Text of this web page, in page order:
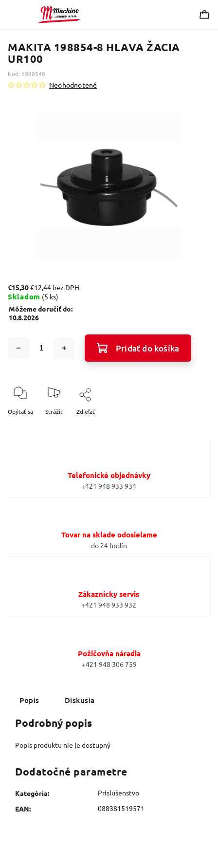
MAKITA 198854-8 HLAVA ŽACIA
UR100
Kód: 1988548
Neohodnotené
€15,30€12,44 bez DPH
Skladom (5 ks)
Môžeme doručiť do:
10.8.2026
Pridať do košíka
Opýtať sa Strážiť Zdieľať
Telefonické objednávky
+421 948 933 934
Tovar na sklade odosielame
do 24 hodín
Zákaznícky servis
+421 948 933 932
Požičovňa náradia
+421 948 306 759
Popis Diskusia
Podrobný popis
Popis produktu nie je dostupný
Dodatočné parametre
Kategória:
Príslušenstvo
EAN: 088381519571